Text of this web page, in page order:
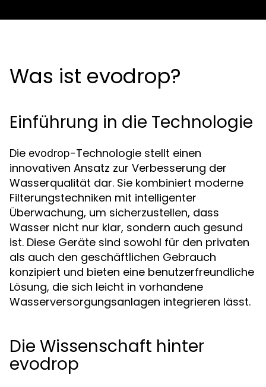
Was ist evodrop?
Einführung in die Technologie
Die evodrop-Technologie stellt einen
innovativen Ansatz zur Verbesserung der
Wasserqualität dar. Sie kombiniert moderne
Filterungstechniken mit intelligenter
Überwachung, um sicherzustellen, dass
Wasser nicht nur klar, sondern auch gesund
ist. Diese Geräte sind sowohl für den privaten
als auch den geschäftlichen Gebrauch
konzipiert und bieten eine benutzerfreundliche
Lösung, die sich leicht in vorhandene
Wasserversorgungsanlagen integrieren lässt.
Die Wissenschaft hinter
evodrop